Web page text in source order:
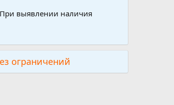
При выявлении наличия
ограничений